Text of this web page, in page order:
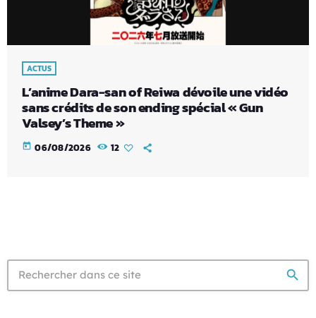
ACTUS
L’anime Dara-san of Reiwa dévoile une vidéo
sans crédits de son ending spécial « Gun
Valsey’s Theme »
today 06/08/2026 12
search